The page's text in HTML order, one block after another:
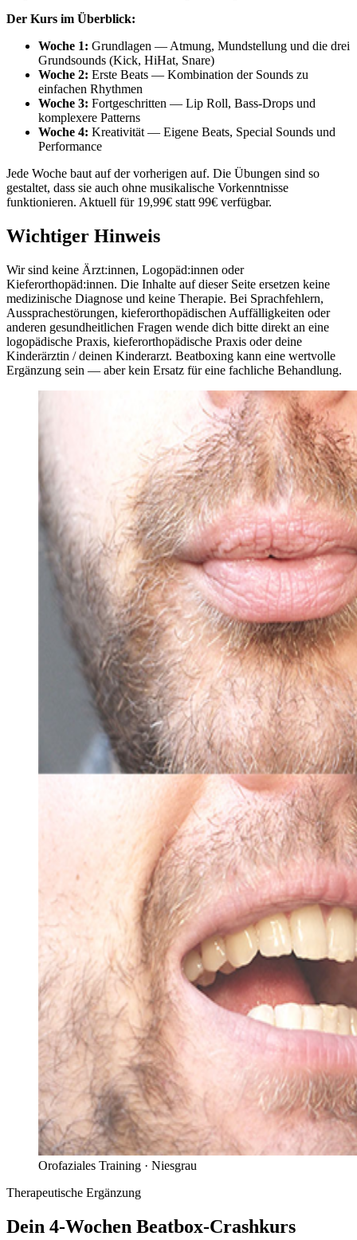
Der Kurs im Überblick:
Woche 1: Grundlagen — Atmung, Mundstellung und die drei
Grundsounds (Kick, HiHat, Snare)
Woche 2: Erste Beats — Kombination der Sounds zu
einfachen Rhythmen
Woche 3: Fortgeschritten — Lip Roll, Bass-Drops und
komplexere Patterns
Woche 4: Kreativität — Eigene Beats, Special Sounds und
Performance
Jede Woche baut auf der vorherigen auf. Die Übungen sind so
gestaltet, dass sie auch ohne musikalische Vorkenntnisse
funktionieren. Aktuell für 19,99€ statt 99€ verfügbar.
Wichtiger Hinweis
Wir sind keine Ärzt:innen, Logopäd:innen oder
Kieferorthopäd:innen. Die Inhalte auf dieser Seite ersetzen keine
medizinische Diagnose und keine Therapie. Bei Sprachfehlern,
Aussprachestörungen, kieferorthopädischen Auffälligkeiten oder
anderen gesundheitlichen Fragen wende dich bitte direkt an eine
logopädische Praxis, kieferorthopädische Praxis oder deine
Kinderärztin / deinen Kinderarzt. Beatboxing kann eine wertvolle
Ergänzung sein — aber kein Ersatz für eine fachliche Behandlung.
Orofaziales Training · Niesgrau
Therapeutische Ergänzung
Dein 4-Wochen Beatbox-Crashkurs